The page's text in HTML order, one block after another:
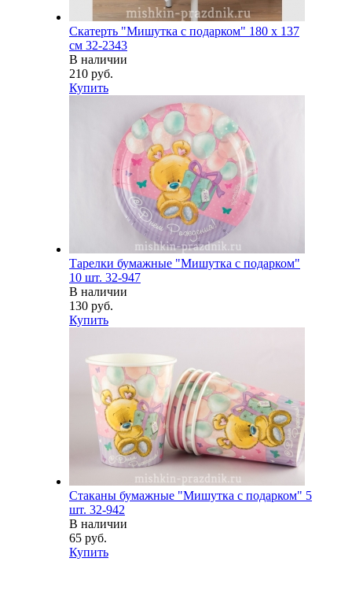
Скатерть "Мишутка с подарком" 180 х 137
см 32-2343
В наличии
210 руб.
Купить
Тарелки бумажные "Мишутка с подарком"
10 шт. 32-947
В наличии
130 руб.
Купить
Стаканы бумажные "Мишутка с подарком" 5
шт. 32-942
В наличии
65 руб.
Купить